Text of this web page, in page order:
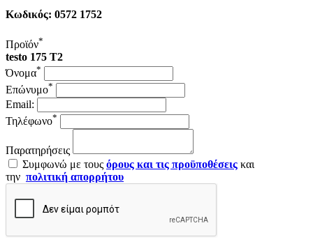
Κωδικός: 0572 1752
Προϊόν*
testo 175 T2
Όνομα*
Επώνυμο*
Email:
Τηλέφωνο*
Παρατηρήσεις
Συμφωνώ με τους όρους και τις προϋποθέσεις και
την πολιτική απορρήτου